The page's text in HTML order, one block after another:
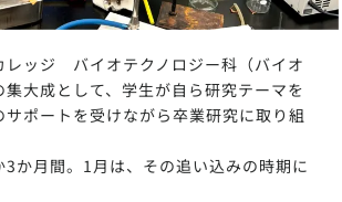
レッジ バイオテクノロジー科（バイオ
大成として、学生が自ら研究テーマを
ポートを受けながら卒業研究に取り組
か月間。1月は、その追い込みの時期に